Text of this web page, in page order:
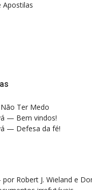
Apostilas
Ter Medo
— Bem vindos!
— Defesa da fé!
Robert J. Wieland e